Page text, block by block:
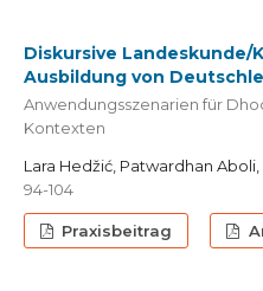
Diskursive
Ausbildung von
Anwendungsszenarien für
Kontexten
Lara Hedžić, Patwardhan Aboli,
94-104
Praxisbeitrag